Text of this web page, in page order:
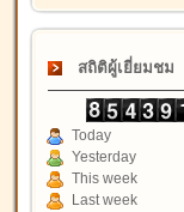
สถิติผู้เยี่ยมชม
Today
Yesterday
This week
Last week